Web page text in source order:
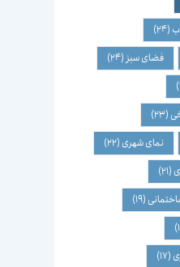
(24)
فضای سبز (24)
(23)
نمای شهری (22)
(21)
(19)
(17)